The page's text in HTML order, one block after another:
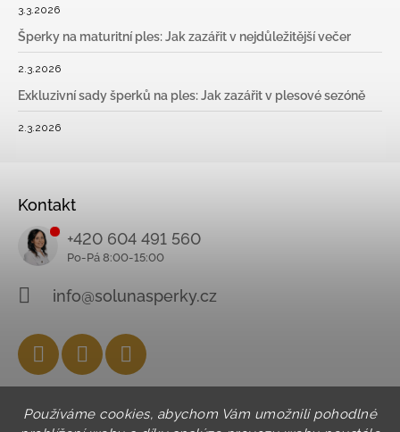
Používáme cookies, abychom Vám umožnili pohodlné
3.3.2026
Šperky na maturitní ples: Jak zazářit v nejdůležitější večer
2.3.2026
Exkluzivní sady šperků na ples: Jak zazářit v plesové sezóně
2.3.2026
Kontakt
+420 604 491 560
info@solunasperky.cz